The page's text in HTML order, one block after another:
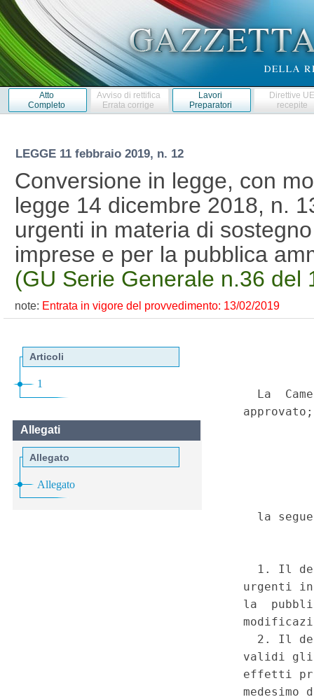
Atto
Completo
Avviso di rettifica
Errata corrige
Lavori
Preparatori
Direttive
recepite
LEGGE 11 febbraio 2019, n. 12
Conversione in legge, con
legge 14 dicembre 2018, n.
urgenti in materia di
imprese e per la pubblica
(GU Serie Generale n.36 del
note: Entrata in vigore del provvedimento: 13/02/2019